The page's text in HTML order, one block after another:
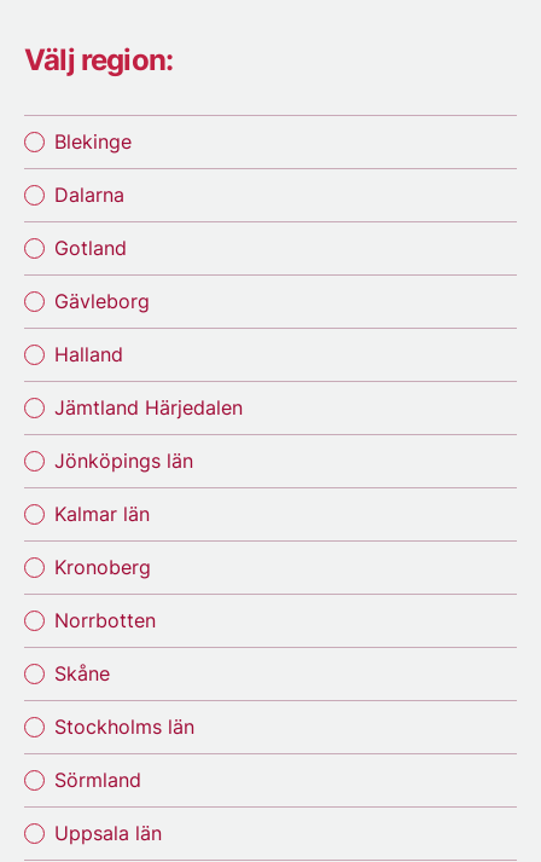
Välj region:
Blekinge
Dalarna
Gotland
Gävleborg
Halland
Jämtland Härjedalen
Jönköpings län
Kalmar län
Kronoberg
Norrbotten
Skåne
Stockholms län
Sörmland
Uppsala län